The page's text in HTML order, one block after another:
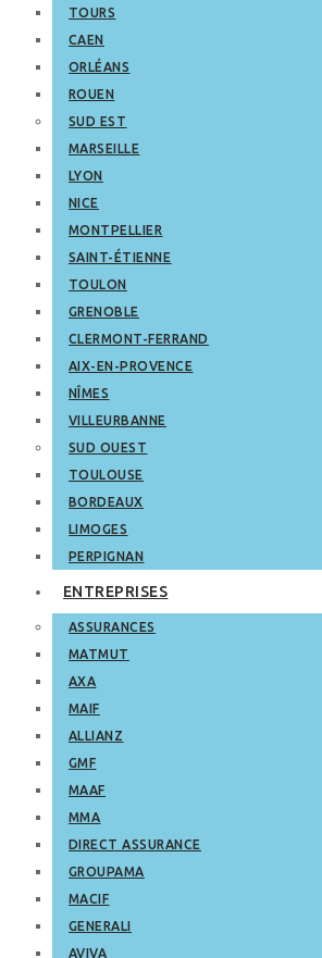
TOURS
CAEN
ORLÉANS
ROUEN
SUD EST
MARSEILLE
LYON
NICE
MONTPELLIER
SAINT-ÉTIENNE
TOULON
GRENOBLE
CLERMONT-FERRAND
AIX-EN-PROVENCE
NÎMES
VILLEURBANNE
SUD OUEST
TOULOUSE
BORDEAUX
LIMOGES
PERPIGNAN
ENTREPRISES
ASSURANCES
MATMUT
AXA
MAIF
ALLIANZ
GMF
MAAF
MMA
DIRECT ASSURANCE
GROUPAMA
MACIF
GENERALI
AVIVA